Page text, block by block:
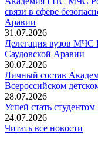
связи в сфере
Аравии
31.07.2026
Делегация вузов МЧС
Саудовской Аравии
30.07.2026
Личный состав
Всероссийском
28.07.2026
️Успей стать
24.07.2026
Читать все новости